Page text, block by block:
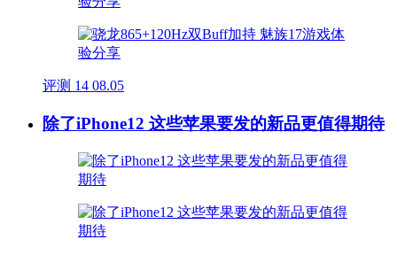
评测 14 08.05
除了iPhone12 这些苹果要发的新品更值得期待